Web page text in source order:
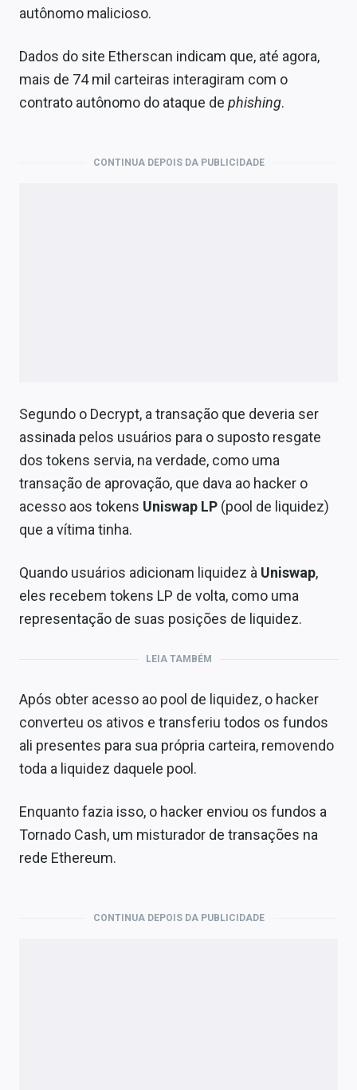
autônomo malicioso.
Dados do site Etherscan indicam que, até agora,
mais de 74 mil carteiras interagiram com o
contrato autônomo do ataque de phishing.
CONTINUA DEPOIS DA PUBLICIDADE
Segundo o Decrypt, a transação que deveria ser
assinada pelos usuários para o suposto resgate
dos tokens servia, na verdade, como uma
transação de aprovação, que dava ao hacker o
acesso aos tokens Uniswap LP (pool de liquidez)
que a vítima tinha.
Quando usuários adicionam liquidez à Uniswap,
eles recebem tokens LP de volta, como uma
representação de suas posições de liquidez.
LEIA TAMBÉM
Após obter acesso ao pool de liquidez, o hacker
converteu os ativos e transferiu todos os fundos
ali presentes para sua própria carteira, removendo
toda a liquidez daquele pool.
Enquanto fazia isso, o hacker enviou os fundos a
Tornado Cash, um misturador de transações na
rede Ethereum.
CONTINUA DEPOIS DA PUBLICIDADE